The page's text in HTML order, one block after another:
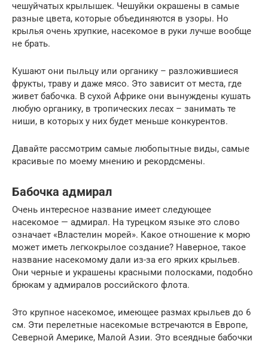
чешуйчатых крылышек. Чешуйки окрашены в самые
разные цвета, которые объединяются в узоры. Но
крылья очень хрупкие, насекомое в руки лучше вообще
не брать.
Кушают они пыльцу или органику – разложившиеся
фрукты, траву и даже мясо. Это зависит от места, где
живет бабочка. В сухой Африке они вынуждены кушать
любую органику, в тропических лесах – занимать те
ниши, в которых у них будет меньше конкурентов.
Давайте рассмотрим самые любопытные виды, самые
красивые по моему мнению и рекордсмены.
Бабочка адмирал
Очень интересное название имеет следующее
насекомое — адмирал. На турецком языке это слово
означает «Властелин морей». Какое отношение к морю
может иметь легкокрылое создание? Наверное, такое
название насекомому дали из-за его ярких крыльев.
Они черные и украшены красными полосками, подобно
брюкам у адмиралов российского флота.
Это крупное насекомое, имеющее размах крыльев до 6
см. Эти перелетные насекомые встречаются в Европе,
Северной Америке, Малой Азии. Это всеядные бабочки